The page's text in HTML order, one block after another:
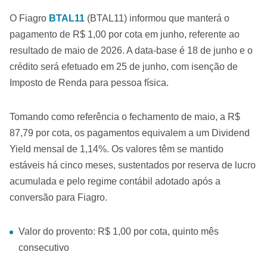
O Fiagro BTAL11 (BTAL11) informou que manterá o
pagamento de R$ 1,00 por cota em junho, referente ao
resultado de maio de 2026. A data-base é 18 de junho e o
crédito será efetuado em 25 de junho, com isenção de
Imposto de Renda para pessoa física.
Tomando como referência o fechamento de maio, a R$
87,79 por cota, os pagamentos equivalem a um Dividend
Yield mensal de 1,14%. Os valores têm se mantido
estáveis há cinco meses, sustentados por reserva de lucro
acumulada e pelo regime contábil adotado após a
conversão para Fiagro.
Valor do provento: R$ 1,00 por cota, quinto mês
consecutivo